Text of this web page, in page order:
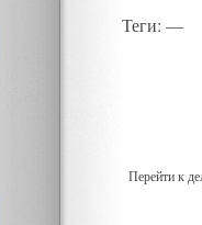
Теги: —
Перейти к